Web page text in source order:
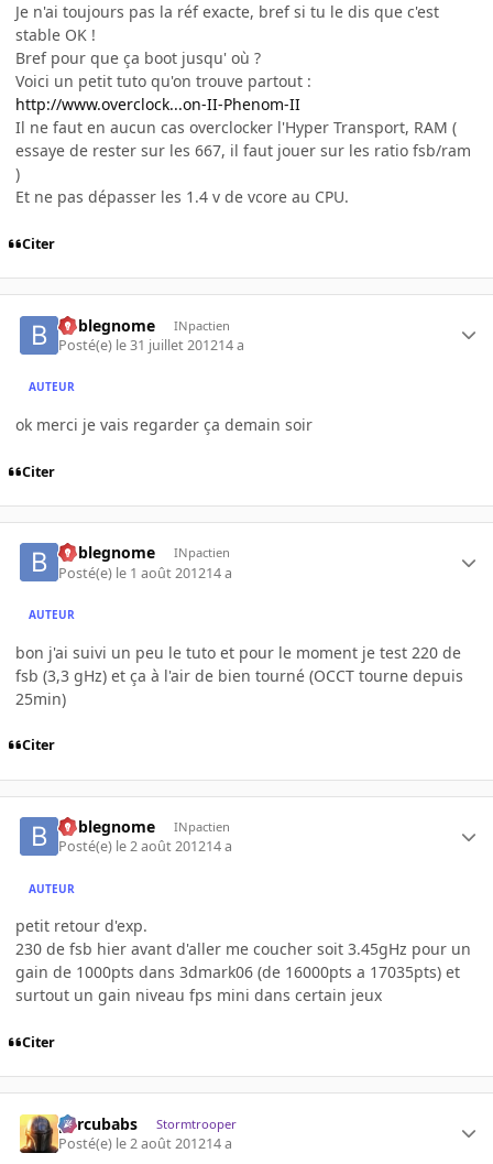
Je n'ai toujours pas la réf exacte, bref si tu le dis que c'est
stable OK !
Bref pour que ça boot jusqu' où ?
Voici un petit tuto qu'on trouve partout :
http://www.overclock...on-II-Phenom-II
Il ne faut en aucun cas overclocker l'Hyper Transport, RAM (
essaye de rester sur les 667, il faut jouer sur les ratio fsb/ram
)
Et ne pas dépasser les 1.4 v de vcore au CPU.
Citer
boblegnome INpactien
Posté(e) le 31 juillet 201214 a
AUTEUR
ok merci je vais regarder ça demain soir
Citer
boblegnome INpactien
Posté(e) le 1 août 201214 a
AUTEUR
bon j'ai suivi un peu le tuto et pour le moment je test 220 de
fsb (3,3 gHz) et ça à l'air de bien tourné (OCCT tourne depuis
25min)
Citer
boblegnome INpactien
Posté(e) le 2 août 201214 a
AUTEUR
petit retour d'exp.
230 de fsb hier avant d'aller me coucher soit 3.45gHz pour un
gain de 1000pts dans 3dmark06 (de 16000pts a 17035pts) et
surtout un gain niveau fps mini dans certain jeux
Citer
percubabs Stormtrooper
Posté(e) le 2 août 201214 a